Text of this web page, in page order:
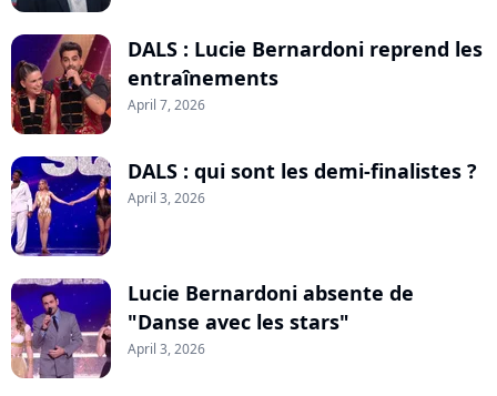
DALS : Lucie Bernardoni reprend les
entraînements
April 7, 2026
DALS : qui sont les demi-finalistes ?
April 3, 2026
Lucie Bernardoni absente de
"Danse avec les stars"
April 3, 2026